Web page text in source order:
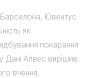
Барселона, Ювентус
як
покарання
Дані Алвес вирішив
вчення,